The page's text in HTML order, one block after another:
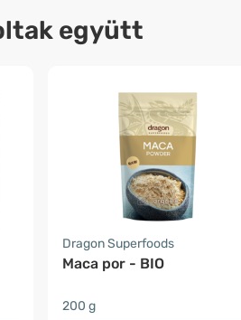
együtt
Dragon Superfoods
Maca por - BIO
200 g